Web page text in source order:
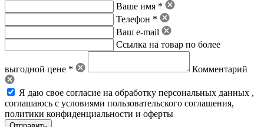
Ваше имя *
Телефон *
Ваш e-mail
Ссылка на товар по более
выгодной цене * Комментарий
Я даю свое согласие на обработку персональных данных ,
соглашаюсь с условиями пользовательского соглашения,
политики конфиденциальности и оферты